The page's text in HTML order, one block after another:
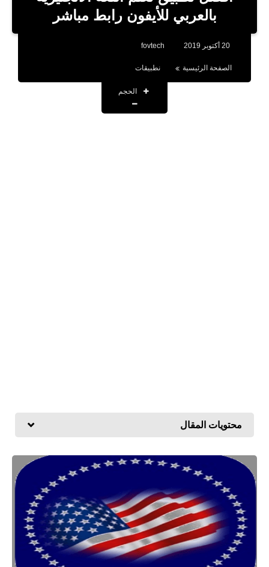
بلوجر
برامج كمبيوتر
بالعربي للأيفون رابط مباشر
20 أكتوبر 2019 fovtech
الصفحة الرئيسية نطبيقات
الحجم
محتويات المقال